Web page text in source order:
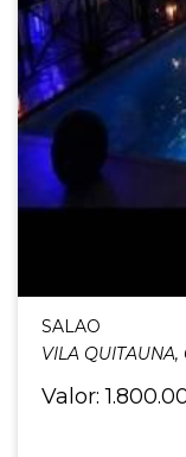
SALAO
VILA QUITAUNA,
Valor: